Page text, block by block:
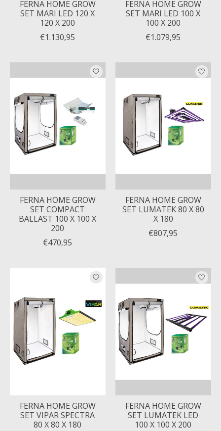
FERNA HOME GROW
SET MARI LED 120 X
120 X 200
€1.130,95
FERNA HOME GROW
SET MARI LED 100 X
100 X 200
€1.079,95
FERNA HOME GROW
SET COMPACT
BALLAST 100 X 100 X
200
€470,95
FERNA HOME GROW
SET LUMATEK 80 X 80
X 180
€807,95
FERNA HOME GROW
SET VIPAR SPECTRA
80 X 80 X 180
FERNA HOME GROW
SET LUMATEK LED
100 X 100 X 200